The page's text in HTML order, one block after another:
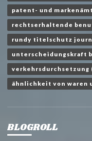
patent- und
rechtserhaltende
rundy titelschutz
unterscheidungskraft
verkehrsdurchsetzung
ähnlichkeit von waren
BLOGROLL